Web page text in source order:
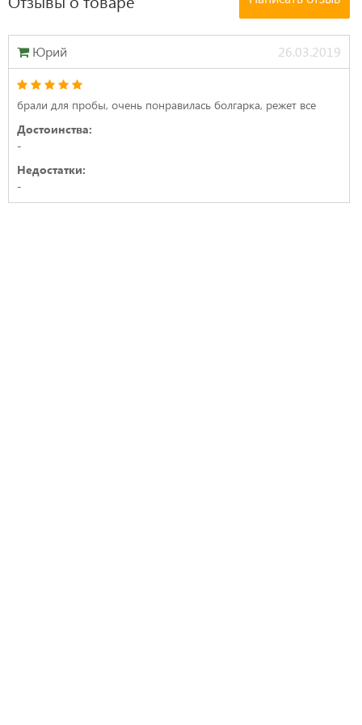
Юрий 26.03.2019
брали для пробы, очень понравилась болгарка, режет все
Достоинства:
-
Недостатки:
-